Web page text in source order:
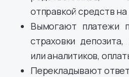
отправкой средств
Вымогают платежи
страховки
или аналитиков,
Перекладывают